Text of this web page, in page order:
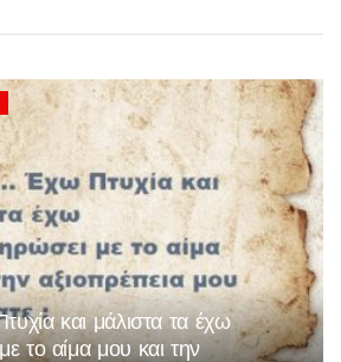
και μάλιστα τα έχω
το αίμα μου και την